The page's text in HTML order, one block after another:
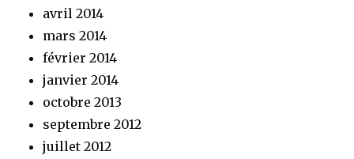
avril 2014
mars 2014
février 2014
janvier 2014
octobre 2013
septembre 2012
juillet 2012